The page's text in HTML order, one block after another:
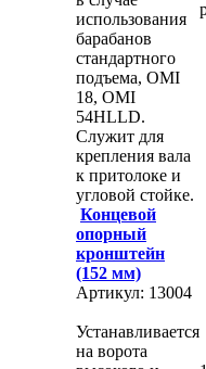
использования
барабанов
стандартного
подъема, OMI
18, OMI
54HLLD.
Служит для
крепления вала
к притолоке и
угловой стойке.
Концевой
опорный
кронштейн
(152 мм)
Артикул: 13004
Устанавливается
на ворота